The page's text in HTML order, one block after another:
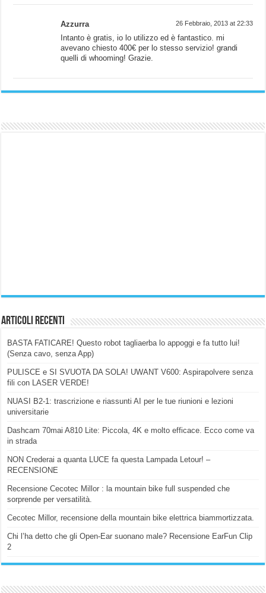
Azzurra 26 Febbraio, 2013 at 22:33
Intanto è gratis, io lo utilizzo ed è fantastico. mi
avevano chiesto 400€ per lo stesso servizio! grandi
quelli di whooming! Grazie.
Articoli Recenti
BASTA FATICARE! Questo robot tagliaerba lo appoggi e fa tutto lui!
(Senza cavo, senza App)
PULISCE e SI SVUOTA DA SOLA! UWANT V600: Aspirapolvere senza
fili con LASER VERDE!
NUASI B2-1: trascrizione e riassunti AI per le tue riunioni e lezioni
universitarie
Dashcam 70mai A810 Lite: Piccola, 4K e molto efficace. Ecco come va
in strada
NON Crederai a quanta LUCE fa questa Lampada Letour! –
RECENSIONE
Recensione Cecotec Millor : la mountain bike full suspended che
sorprende per versatilità.
Cecotec Millor, recensione della mountain bike elettrica biammortizzata.
Chi l’ha detto che gli Open-Ear suonano male? Recensione EarFun Clip
2